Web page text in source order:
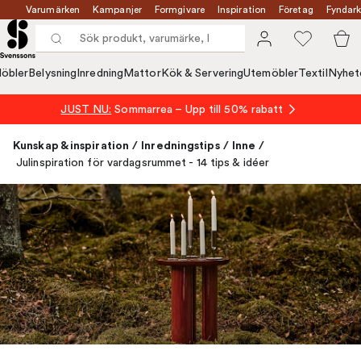
Varumärken Kampanjer Formgivare Inspiration Företag
Belysning Inredning MattorKök & ServeringUtemöblerTextil
JUST NU: Sommarrea – Upp till 50% rabatt
Kunskap & inspiration / Inredningstips / Inne /
Julinspiration för vardagsrummet - 14 tips & idéer